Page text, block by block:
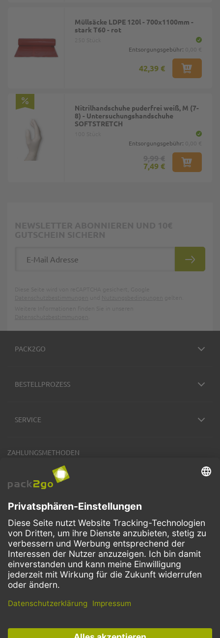
Müllsäcke LDPE 120l - 700x1100mm -
stark T60 - rot
Entsorgungsgebühr:
42,39 €
Nitrilhandschuhe puderfrei weiß, M (7-
8) - Untersuchungshandschuhe
SOFTSTRETCH
Entsorgungsgebühr:
7,49 €
PACK2GO
BESTELLPROZESS
SERVICE
ZAHLUNGSMETHODEN
VERSANDARTEN
FacebookInstagramLinkedIn